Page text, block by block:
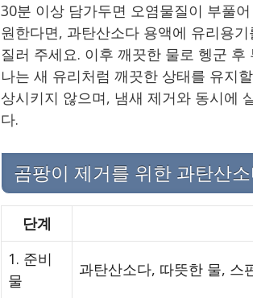
30분 이상 담가두면 오염물질이 부풀
원한다면, 과탄산소다 용액에 유리용
질러 주세요. 이후 깨끗한 물로 헹군
나는 새 유리처럼 깨끗한 상태를 유지
상시키지 않으며, 냄새 제거와 동시에
다.
곰팡이 제거를 위한 과탄산
단계
1. 준비
물
과탄산소다, 따뜻한 물, 스